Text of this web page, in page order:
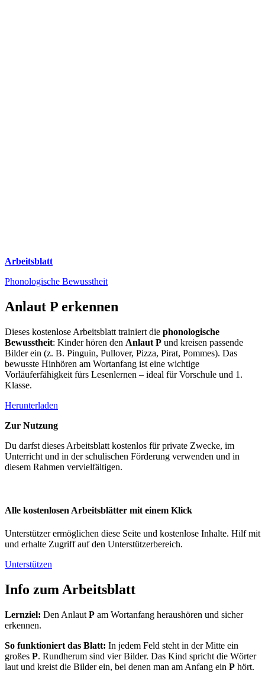
Arbeitsblatt
Phonologische Bewusstheit
Anlaut P erkennen
Dieses kostenlose Arbeitsblatt trainiert die phonologische
Bewusstheit: Kinder hören den Anlaut P und kreisen passende
Bilder ein (z. B. Pinguin, Pullover, Pizza, Pirat, Pommes). Das
bewusste Hinhören am Wortanfang ist eine wichtige
Vorläuferfähigkeit fürs Lesenlernen – ideal für Vorschule und 1.
Klasse.
Herunterladen
Zur Nutzung
Du darfst dieses Arbeitsblatt kostenlos für private Zwecke, im
Unterricht und in der schulischen Förderung verwenden und in
diesem Rahmen vervielfältigen.
Alle kostenlosen Arbeitsblätter mit einem Klick
Unterstützer ermöglichen diese Seite und kostenlose Inhalte. Hilf mit
und erhalte Zugriff auf den Unterstützerbereich.
Unterstützen
Info zum Arbeitsblatt
Lernziel: Den Anlaut P am Wortanfang heraushören und sicher
erkennen.
So funktioniert das Blatt: In jedem Feld steht in der Mitte ein
großes P. Rundherum sind vier Bilder. Das Kind spricht die Wörter
laut und kreist die Bilder ein, bei denen man am Anfang ein P hört.